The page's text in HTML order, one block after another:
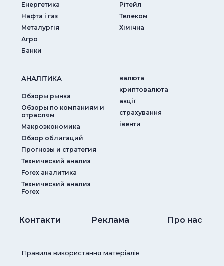
Енергетика
Нафта і газ
Металургія
Агро
Банки
Рітейл
Телеком
Хімічна
АНАЛIТИКА
Обзоры рынка
Обзоры по компаниям и
отраслям
Макроэкономика
Обзор облигаций
Прогнозы и стратегия
Технический анализ
Forex аналитика
Технический анализ
Forex
валюта
криптовалюта
акції
страхування
iвенти
Контакти Реклама Про нас
Правила використання матеріалів